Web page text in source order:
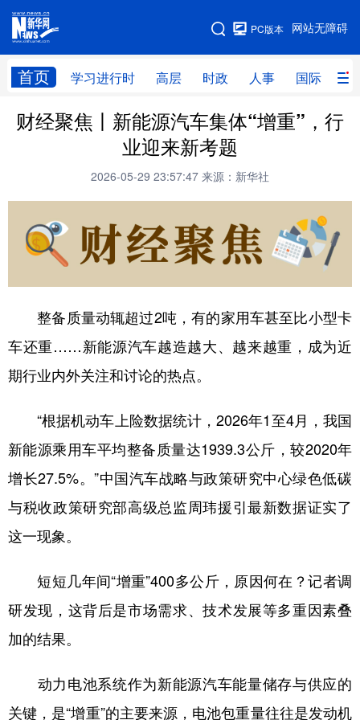
网站无障碍
PC版本
首页 学习进行时 高层 时政 人事 国际 财
网站地图
学习进行时 高层 时政 人事
财经 网评
科技 科创 量子 体育
文化 书画 健康 军事
访谈 视频 图片 政务
法律 中央文件 金融 汽车
食品 人居 信息化 数字经济
城市 旅游 能源 会展
彩票 娱乐 时尚 悦读
地方频道
北京 天津 河北 山西
浙江 安徽 福建 江西
财经聚焦丨新能源汽车集体“增重”，行
业迎来新考题
2026-05-29 23:57:47 来源：新华社
整备质量动辄超过2吨，有的家用车甚至比小型卡
车还重……新能源汽车越造越大、越来越重，成为近
期行业内外关注和讨论的热点。
“根据机动车上险数据统计，2026年1至4月，我国
新能源乘用车平均整备质量达1939.3公斤，较2020年
增长27.5%。”中国汽车战略与政策研究中心绿色低碳
与税收政策研究部高级总监周玮援引最新数据证实了
这一现象。
短短几年间“增重”400多公斤，原因何在？记者调
研发现，这背后是市场需求、技术发展等多重因素叠
加的结果。
动力电池系统作为新能源汽车能量储存与供应的
关键，是“增重”的主要来源，电池包重量往往是发动机